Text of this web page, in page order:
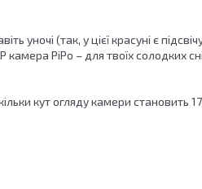
уночі (так, у цієї красуні є
PiPo – для твоїх солодких
кут огляду камери становить